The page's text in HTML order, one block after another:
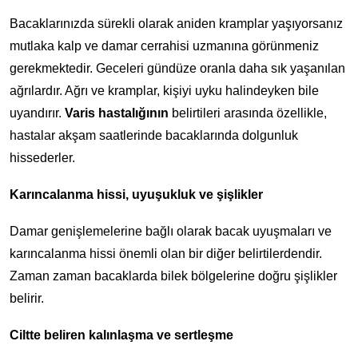
Bacaklarınızda sürekli olarak aniden kramplar yaşıyorsanız
mutlaka kalp ve damar cerrahisi uzmanına görünmeniz
gerekmektedir. Geceleri gündüze oranla daha sık yaşanılan
ağrılardır. Ağrı ve kramplar, kişiyi uyku halindeyken bile
uyandırır. Varis hastalığının belirtileri arasında özellikle,
hastalar akşam saatlerinde bacaklarında dolgunluk
hissederler.
Karıncalanma hissi, uyuşukluk ve şişlikler
Damar genişlemelerine bağlı olarak bacak uyuşmaları ve
karıncalanma hissi önemli olan bir diğer belirtilerdendir.
Zaman zaman bacaklarda bilek bölgelerine doğru şişlikler
belirir.
Ciltte beliren kalınlaşma ve sertleşme